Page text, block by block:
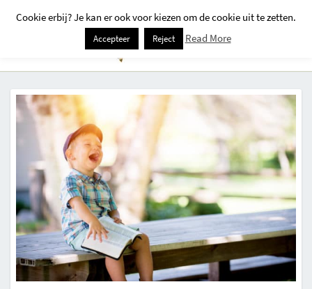
Cookie erbij? Je kan er ook voor kiezen om de cookie uit te zetten.
Accepteer Reject Read More